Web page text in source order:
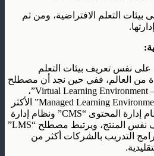
بيئات التعلم الافتراضية، ومن ثم
على نفس تعريف بيئات التعلم
من العالم، ففي حين نجد أن مصطلح
بيئة التعلم الافتراضية “Virtual Learning Environment –VLE”،
وإدارة بيئة التعلم “Managed Learning Environment – MLE” الأكثر
إستخدامًا. وكبديل، نجد أن نظام إدارة المحتوى “CMS” ونظام إدارة
التعلم “LMS” يستخدم ليصف نفس المنتج، ويرتبط مصطلح “LMS”
التدريب بالشركات أكثر من